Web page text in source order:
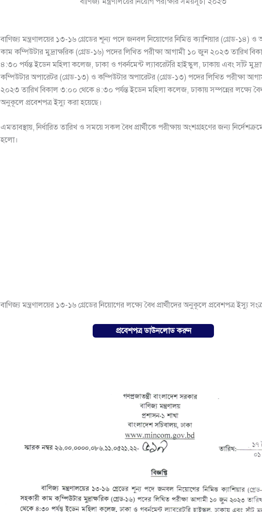
বাণিজ্য মন্ত্রণালয়ের ১৩-১৬ গ্রেডের শূন্য পদে জনবল নিয়োগের নিমিত্ত ক্যাশিয়ার (গ্রেড-১৪)
কাম কম্পিউটার মুদ্রাক্ষরিক (গ্রেড-১৬) পদের লিখিত পরীক্ষা আগামী ১০ জুন ২০২৩ তারিখ
৪:৩০ পর্যন্ত ইডেন মহিলা কলেজ, ঢাকা ও গবর্নমেন্ট ল্যাবরেটরি হাইস্কুল, ঢাকায় এবং সাঁট
কম্পিউটার অপারেটর (গ্রেড-১৩) ও কম্পিউটার অপারেটর (গ্রেড-১৩) পদের লিখিত পরীক্ষা
২০২৩ তারিখ বিকাল ৩:০০ থেকে ৪:৩০ পর্যন্ত ইডেন মহিলা কলেজ, ঢাকায় সম্পন্নের লক্ষ্যে বৈধ
অনুকূলে প্রবেশপত্র ইস্যু করা হয়েছে।
এমতাবস্থায়, নির্ধারিত তারিখ ও সময়ে সকল বৈধ প্রার্থীকে পরীক্ষায় অংশগ্রহণের জন্য
হলো।
বাণিজ্য মন্ত্রণালয়ের ১৩-১৬ গ্রেডের নিয়োগের লক্ষ্যে বৈধ প্রার্থীদের অনুকূলে প্রবেশপত্র ইস্যু
প্রবেশপত্র ডাউনলোড করুন